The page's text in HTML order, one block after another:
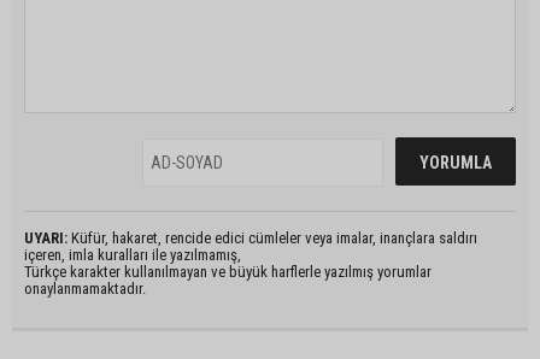
UYARI: Küfür, hakaret, rencide edici cümleler veya imalar, inançlara saldırı
içeren, imla kuralları ile yazılmamış,
Türkçe karakter kullanılmayan ve büyük harflerle yazılmış yorumlar
onaylanmamaktadır.